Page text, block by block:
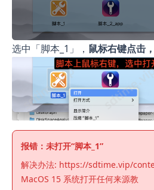
选中「脚本_1」， 鼠标右键点击
报错：未打开“脚本_1”
解决办法: https://sdtime.vip/
MacOS 15 系统打开任何来源教